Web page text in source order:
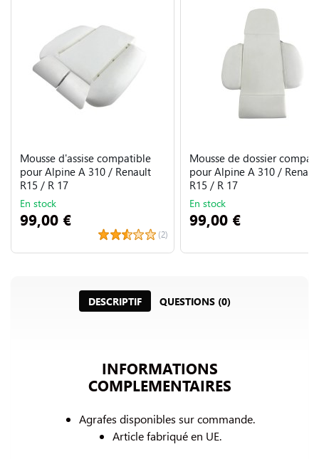
Mousse d'assise compatible
pour Alpine A 310 / Renault
R15 / R 17
(2)
En stock
99,00 €
Mousse de dossier
pour Alpine A 310 /
R15 / R 17
En stock
99,00 €
DESCRIPTIF QUESTIONS (0)
INFORMATIONS
COMPLEMENTAIRES
Agrafes disponibles sur commande.
Article fabriqué en UE.